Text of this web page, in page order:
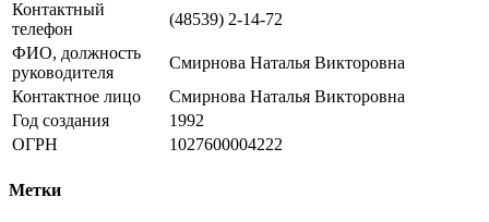
Контактный
телефон
(48539) 2-14-72
ФИО, должность
руководителя
Смирнова Наталья Викторовна
Контактное лицо
Смирнова Наталья Викторовна
Год создания
1992
ОГРН
1027600004222
Метки